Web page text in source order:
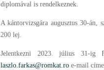
diplomával is rendelkeznek.
A kántorvizsgára augusztus 30-án,
200 lej.
Jelentkezni 2023. július 31-ig
laszlo.farkas@romkat.ro e-mail